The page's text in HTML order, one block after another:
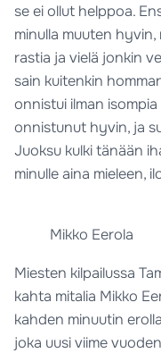
se ei ollut helppoa.
minulla muuten
rastia ja vielä jonkin
sain kuitenkin
onnistui ilman
onnistunut hyvin, ja
Juoksu kulki tänään
minulle aina mieleen,
Mikko Eerola
Miesten kilpailussa
kahta mitalia Mikko
kahden minuutin
joka uusi viime